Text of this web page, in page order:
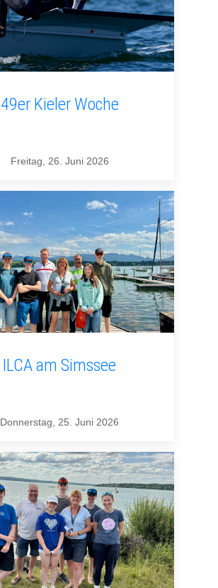
49er Kieler Woche
Freitag, 26. Juni 2026
ILCA am Simssee
Donnerstag, 25. Juni 2026